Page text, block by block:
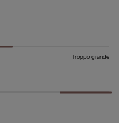
Troppo grande